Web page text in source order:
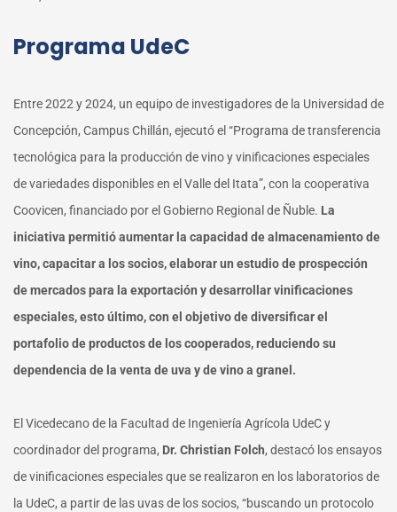
Programa UdeC
Entre 2022 y 2024, un equipo de investigadores de la Universidad de
Concepción, Campus Chillán, ejecutó el “Programa de transferencia
tecnológica para la producción de vino y vinificaciones especiales
de variedades disponibles en el Valle del Itata”, con la cooperativa
Coovicen, financiado por el Gobierno Regional de Ñuble. La
iniciativa permitió aumentar la capacidad de almacenamiento de
vino, capacitar a los socios, elaborar un estudio de prospección
de mercados para la exportación y desarrollar vinificaciones
especiales, esto último, con el objetivo de diversificar el
portafolio de productos de los cooperados, reduciendo su
dependencia de la venta de uva y de vino a granel.
El Vicedecano de la Facultad de Ingeniería Agrícola UdeC y
coordinador del programa, Dr. Christian Folch, destacó los ensayos
de vinificaciones especiales que se realizaron en los laboratorios de
la UdeC, a partir de las uvas de los socios, “buscando un protocolo